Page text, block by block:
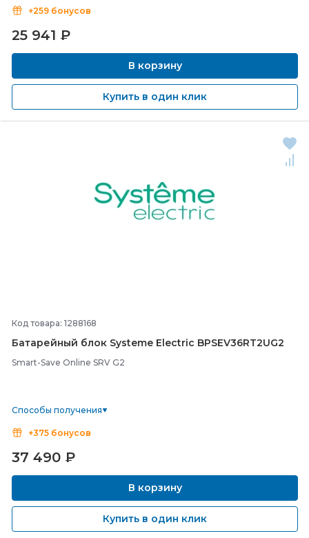
+259 бонусов
25 941 ₽
В корзину
Купить в один клик
Код товара: 1288168
Батарейный блок Systeme Electric BPSEV36RT2UG2
Smart-Save Online SRV G2
Способы получения
+375 бонусов
37 490 ₽
В корзину
Купить в один клик